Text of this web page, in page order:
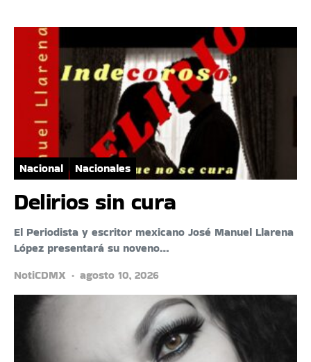
Nacional Nacionales
Delirios sin cura
El Periodista y escritor mexicano José Manuel Llarena
López presentará su noveno…
NotiCDMX
agosto 10, 2026